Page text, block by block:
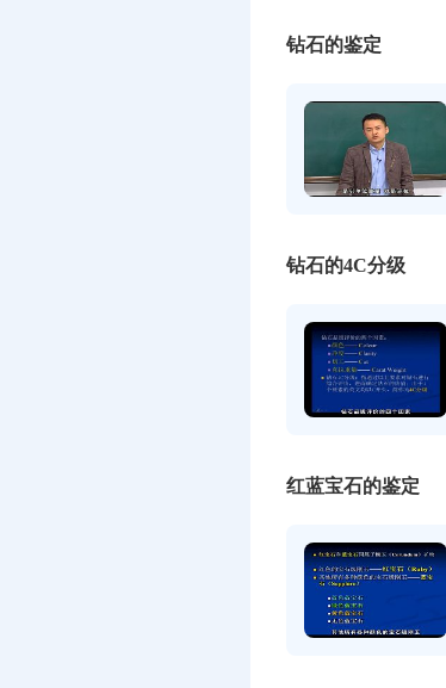
钻石的鉴定
钻石的4C分级
红蓝宝石的鉴定